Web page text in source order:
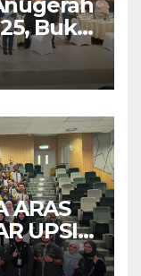
Bukti
ARAS
UPSI